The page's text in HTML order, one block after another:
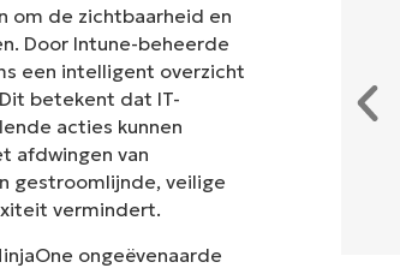
om de zichtbaarheid en
Door Intune-beheerde
een intelligent overzicht
betekent dat IT-
acties kunnen
afdwingen van
gestroomlijnde, veilige
vermindert.
ongeëvenaarde
nodig om uit te voeren wat
dashboard. NinjaOne maakt